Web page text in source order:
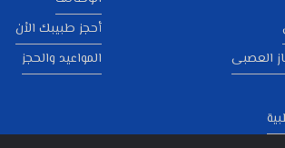
العصبى
أحجز طبيبك الاْن
المواعيد والحجز